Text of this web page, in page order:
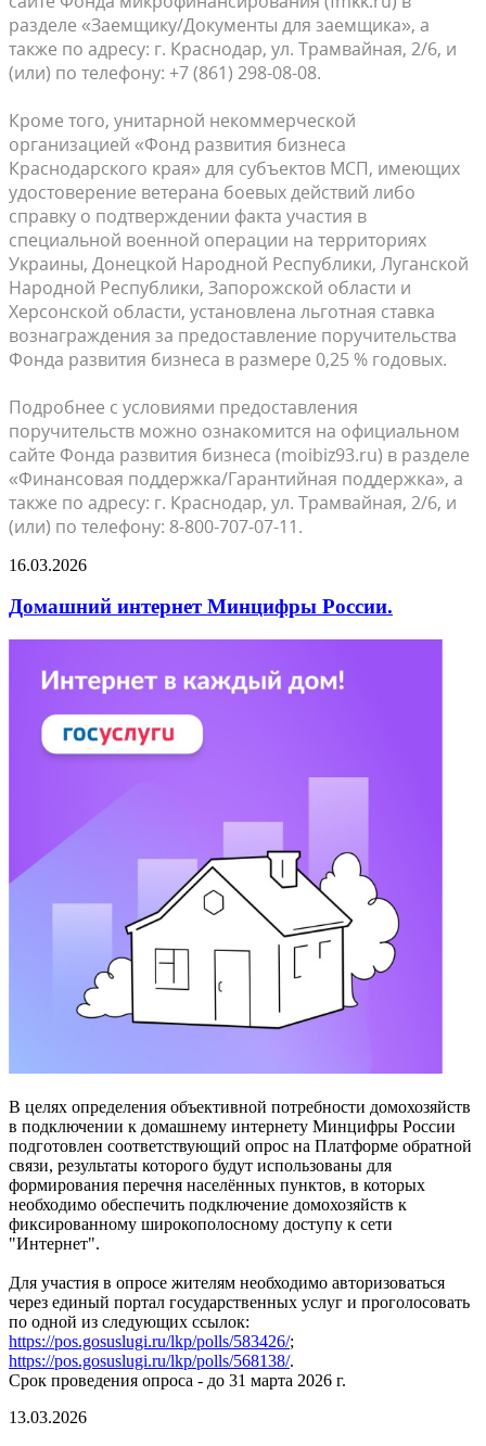
разделе «Заемщику/Документы для заемщика», а
также по адресу: г. Краснодар, ул. Трамвайная, 2/6, и
(или) по телефону: +7 (861) 298-08-08.
Кроме того, унитарной некоммерческой
организацией «Фонд развития бизнеса
Краснодарского края» для субъектов МСП, имеющих
удостоверение ветерана боевых действий либо
справку о подтверждении факта участия в
специальной военной операции на территориях
Украины, Донецкой Народной Республики, Луганской
Народной Республики, Запорожской области и
Херсонской области, установлена льготная ставка
вознаграждения за предоставление поручительства
Фонда развития бизнеса в размере 0,25 % годовых.
Подробнее с условиями предоставления
поручительств можно ознакомится на официальном
сайте Фонда развития бизнеса (moibiz93.ru) в разделе
«Финансовая поддержка/Гарантийная поддержка», а
также по адресу: г. Краснодар, ул. Трамвайная, 2/6, и
(или) по телефону: 8-800-707-07-11.
16.03.2026
Домашний интернет Минцифры России.
В целях определения объективной потребности домохозяйств
в подключении к домашнему интернету Минцифры России
подготовлен соответствующий опрос на Платформе обратной
связи, результаты которого будут использованы для
формирования перечня населённых пунктов, в которых
необходимо обеспечить подключение домохозяйств к
фиксированному широкополосному доступу к сети
"Интернет".
Для участия в опросе жителям необходимо авторизоваться
через единый портал государственных услуг и проголосовать
по одной из следующих ссылок:
https://pos.gosuslugi.ru/lkp/polls/583426/;
https://pos.gosuslugi.ru/lkp/polls/568138/.
Срок проведения опроса - до 31 марта 2026 г.
13.03.2026